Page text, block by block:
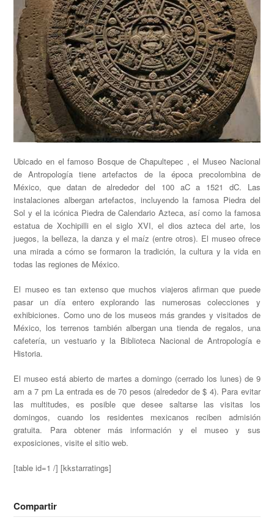
Ubicado en el famoso Bosque de Chapultepec , el Museo Nacional
de Antropología tiene artefactos de la época precolombina de
México, que datan de alrededor del 100 aC a 1521 dC. Las
instalaciones albergan artefactos, incluyendo la famosa Piedra del
Sol y el la icónica Piedra de Calendario Azteca, así como la famosa
estatua de Xochipilli en el siglo XVI, el dios azteca del arte, los
juegos, la belleza, la danza y el maíz (entre otros). El museo ofrece
una mirada a cómo se formaron la tradición, la cultura y la vida en
todas las regiones de México.
El museo es tan extenso que muchos viajeros afirman que puede
pasar un día entero explorando las numerosas colecciones y
exhibiciones. Como uno de los museos más grandes y visitados de
México, los terrenos también albergan una tienda de regalos, una
cafetería, un vestuario y la Biblioteca Nacional de Antropología e
Historia.
El museo está abierto de martes a domingo (cerrado los lunes) de 9
am a 7 pm La entrada es de 70 pesos (alrededor de $ 4). Para evitar
las multitudes, es posible que desee saltarse las visitas los
domingos, cuando los residentes mexicanos reciben admisión
gratuita. Para obtener más información y el museo y sus
exposiciones, visite el sitio web.
[table id=1 /] [kkstarratings]
Compartir